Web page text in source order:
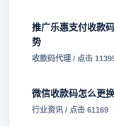
推广乐惠支付收款
势
收款码代理 / 点击
微信收款码怎么更
行业资讯 / 点击 61169